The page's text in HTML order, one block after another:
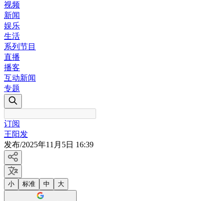
视频
新闻
娱乐
生活
系列节目
直播
播客
互动新闻
专题
订阅
王阳发
发布/2025年11月5日 16:39
小 标准 中 大